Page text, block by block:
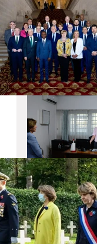
Début d'après-